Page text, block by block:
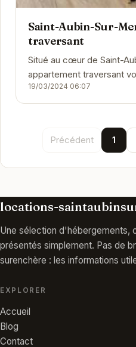
Saint-Aubin-Sur-
traversant
Situé au cœur de Saint-
appartement traversant
vie lumineux et
19/03/2024 06:07
Précédent 1
locations-
Une sélection d'hébergements,
présentés simplement. Pas de
surenchère : les informations
EXPLORER
Accueil
Blog
Contact